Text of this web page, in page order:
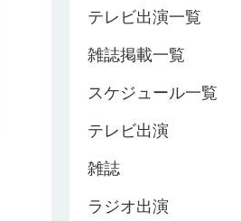
テレビ出演一覧
雑誌掲載一覧
スケジュール一覧
テレビ出演
雑誌
ラジオ出演